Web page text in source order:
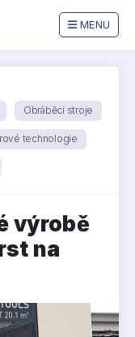
MENU
Obráběcí stroje
technologie
výrobě
na